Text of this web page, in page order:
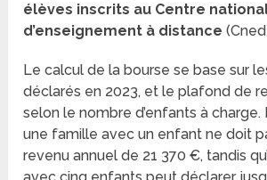
élèves inscrits au Centre
d’enseignement à distance
Le calcul de la bourse se base sur
déclarés en 2023, et le plafond de
selon le nombre d’enfants à charge.
une famille avec un enfant ne doit
revenu annuel de 21 370 €, tandis